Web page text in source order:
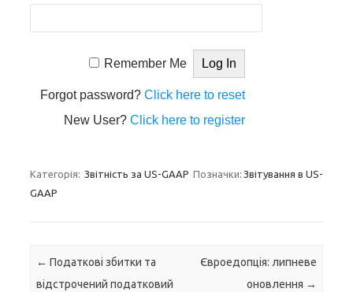
Remember Me
Forgot password?Click here to reset
New User?Click here to register
Категорія: Звітність за US-GAAP Позначки: Звітування в US-
GAAP
Навігація по запису
← Податкові збитки та
відстрочений податковий
Євроедопція: липневе
оновлення →